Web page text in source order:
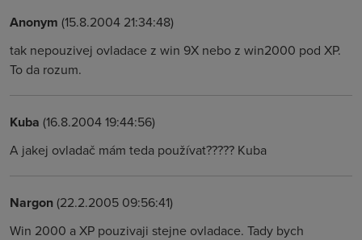
Anonym (15.8.2004 21:34:48)
tak nepouzivej ovladace z win 9X nebo z win2000 pod XP.
To da rozum.
Kuba (16.8.2004 19:44:56)
A jakej ovladač mám teda používat????? Kuba
Nargon(22.2.2005 09:56:41)
Win 2000 a XP pouzivaji stejne ovladace. Tady bych